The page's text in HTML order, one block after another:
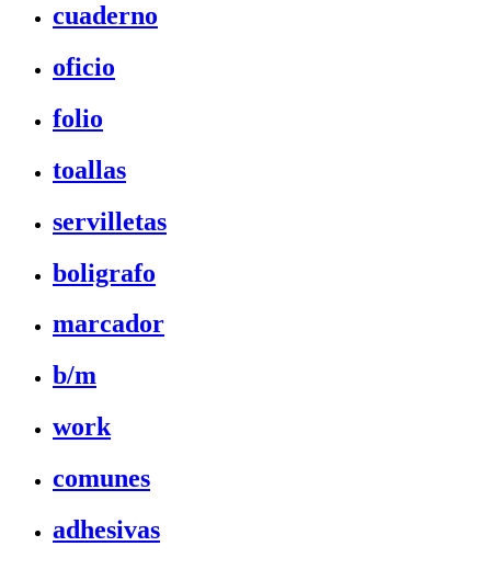
cuaderno
oficio
folio
toallas
servilletas
boligrafo
marcador
b/m
work
comunes
adhesivas